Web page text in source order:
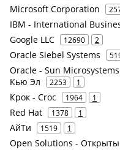
Microsoft Corporation
IBM - International
Google LLC 12690 2
Oracle Siebel Systems
Oracle - Sun
Кью Эл
2253 1
Крок - Croc 1964 1
Red Hat 1378 1
АйТи 1519 1
Open Solutions -